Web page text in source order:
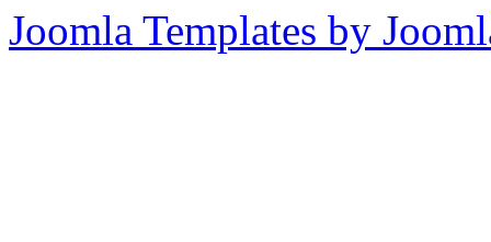
Joomla Templates by